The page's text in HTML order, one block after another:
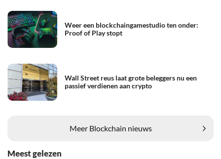
Weer een blockchaingamestudio ten onder:
Proof of Play stopt
Wall Street reus laat grote beleggers nu een
passief verdienen aan crypto
Meer Blockchain nieuws
Meest gelezen